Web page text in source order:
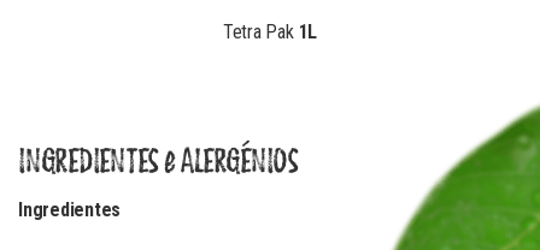
Tetra Pak 1L
INGREDIENTES e ALERGÉNIOS
Ingredientes